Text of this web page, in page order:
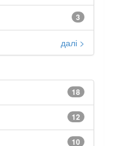
3
далі >
18
12
10